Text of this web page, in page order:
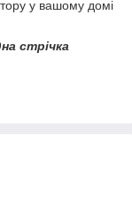
у вашому домі
стрічка